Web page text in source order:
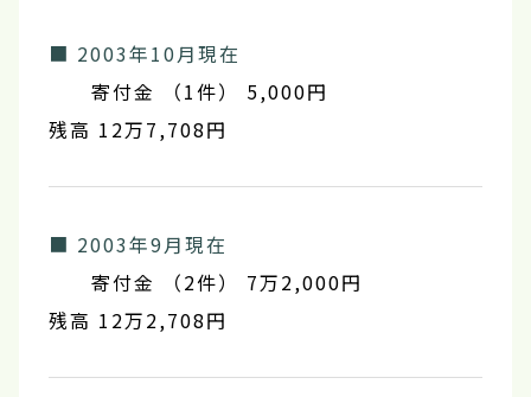
■ 2003年10月現在
寄付金 （1件） 5,000円
残高 12万7,708円
■ 2003年9月現在
寄付金 （2件） 7万2,000円
残高 12万2,708円